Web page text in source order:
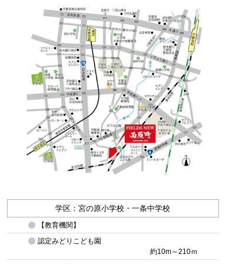
学区：宮の原小学校・一条中学校
【教育機関】
認定みどりこども園
約10m～210ｍ